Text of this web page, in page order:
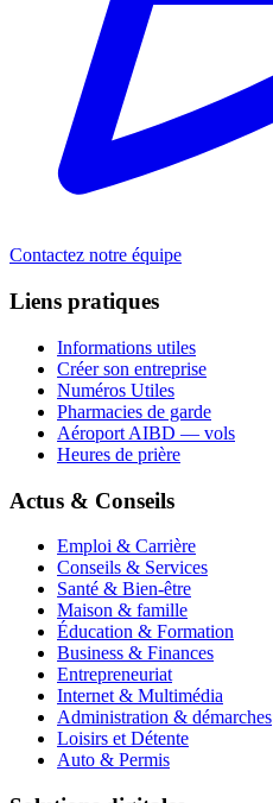
Contactez notre équipe
Liens pratiques
Informations utiles
Créer son entreprise
Numéros Utiles
Pharmacies de garde
Aéroport AIBD — vols
Heures de prière
Actus & Conseils
Emploi & Carrière
Conseils & Services
Santé & Bien-être
Maison & famille
Éducation & Formation
Business & Finances
Entrepreneuriat
Internet & Multimédia
Administration & démarches
Loisirs et Détente
Auto & Permis